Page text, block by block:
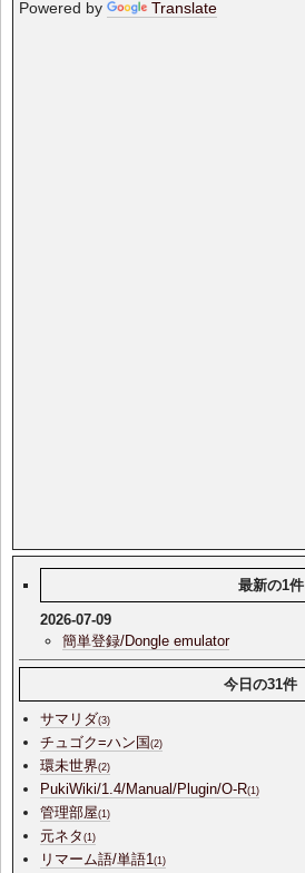
Powered by Translate
最新の1件
2026-07-09
簡単登録/Dongle emulator
今日の31件
サマリダ(3)
チュゴク=ハン国(2)
環未世界(2)
PukiWiki/1.4/Manual/Plugin/O-R(1)
管理部屋(1)
元ネタ(1)
リマーム語/単語1(1)